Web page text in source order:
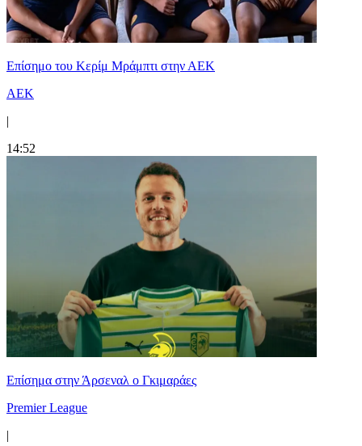
Επίσημο του Κερίμ Μράμπτι στην ΑΕK
ΑΕΚ
|
14:52
Επίσημα στην Άρσεναλ ο Γκιμαράες
Premier League
|